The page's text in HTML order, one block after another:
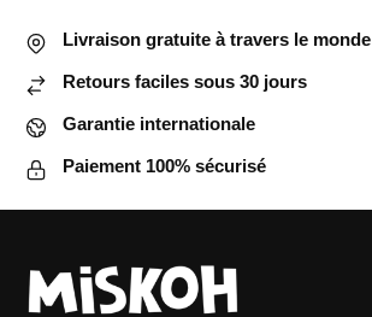
Livraison gratuite à travers le monde
Retours faciles sous 30 jours
Garantie internationale
Paiement 100% sécurisé